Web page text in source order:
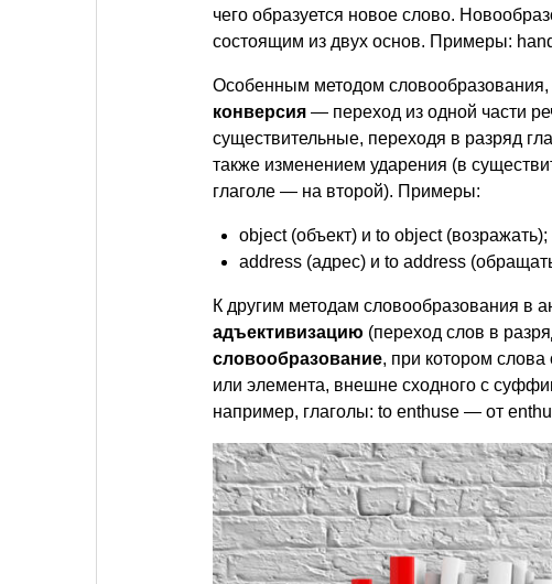
чего образуется новое слово.
состоящим из двух основ. Примеры:
Особенным методом словообразования,
конверсия — переход из одной части
существительные, переходя в разряд
также изменением ударения (в
глаголе — на второй). Примеры:
object (объект) и to object (возражать);
address (адрес) и to address
К другим методам словообразования в
адъективизацию (переход слов в
словообразование, при котором
или элемента, внешне сходного с
например, глаголы: to enthuse — от